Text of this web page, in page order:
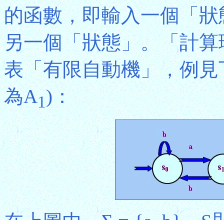
的函數，即輸入一個「
另一個「狀態」。「計
表「有限自動機」，例
為A1)：